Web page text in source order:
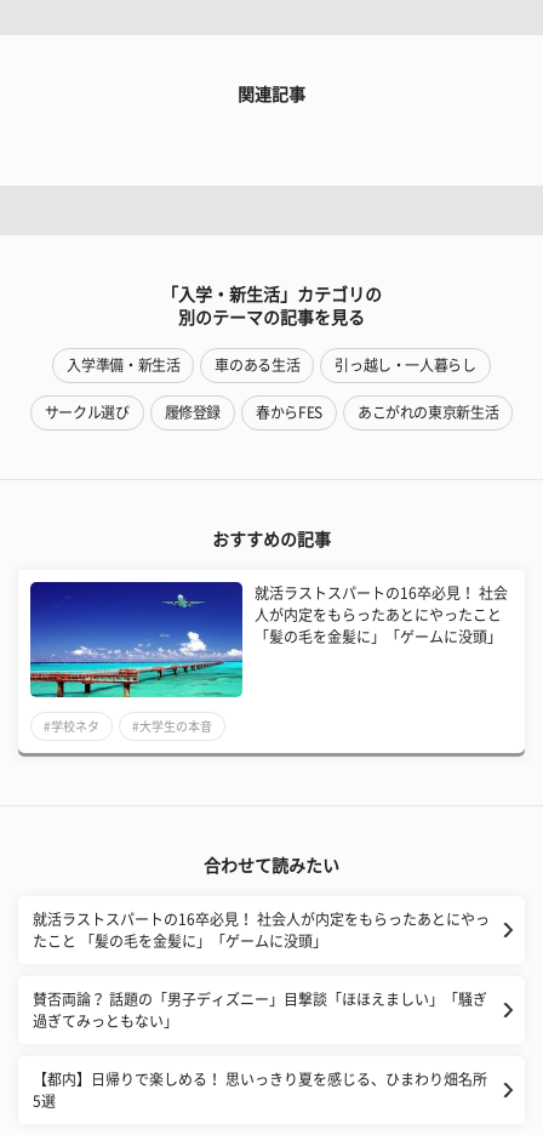
関連記事
「入学・新生活」カテゴリの
別のテーマの記事を見る
入学準備・新生活 車のある生活 引っ越し・一人暮らし
サークル選び 履修登録 春からFES あこがれの東京新生活
おすすめの記事
就活ラストスパートの16卒必見！ 社会
人が内定をもらったあとにやったこと
「髪の毛を金髪に」「ゲームに没頭」
#学校ネタ #大学生の本音
合わせて読みたい
就活ラストスパートの16卒必見！ 社会人が内定をもらったあとにやっ
たこと 「髪の毛を金髪に」「ゲームに没頭」
賛否両論？ 話題の「男子ディズニー」目撃談「ほほえましい」「騒ぎ
過ぎてみっともない」
【都内】日帰りで楽しめる！ 思いっきり夏を感じる、ひまわり畑名所
5選